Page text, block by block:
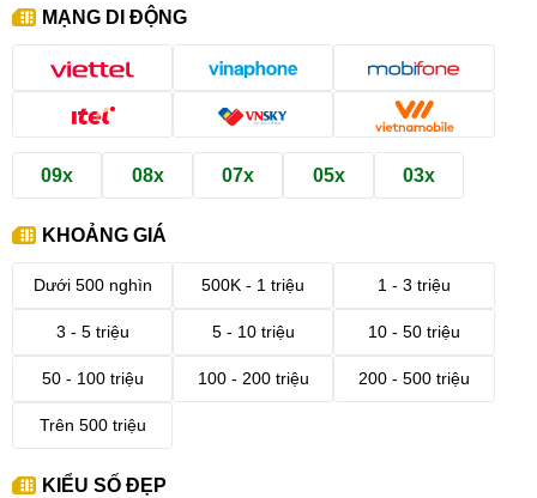
MẠNG DI ĐỘNG
09x 08x 07x 05x 03x
KHOẢNG GIÁ
Dưới 500 nghìn 500K - 1 triệu 1 - 3 triệu
3 - 5 triệu 5 - 10 triệu 10 - 50 triệu
50 - 100 triệu 100 - 200 triệu 200 - 500 triệu
Trên 500 triệu
KIỂU SỐ ĐẸP